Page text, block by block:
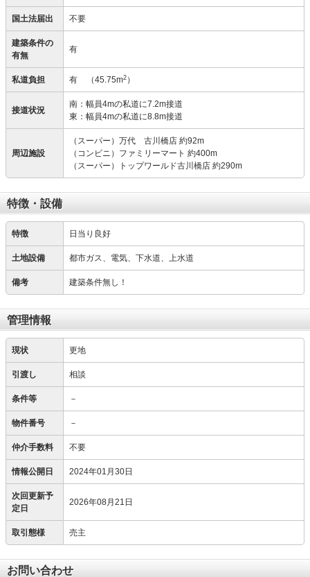
国土法届出 不要
建築条件の
有無
有
私道負担 有 （45.75m2 ）
接道状況
南：幅員4mの私道に7.2m接道
東：幅員4mの私道に8.8m接道
周辺施設
（スーパー）万代 古川橋店 約92m
（コンビニ）ファミリーマート 約400m
（スーパー）トップワールド古川橋店 約290m
特徴・設備
特徴 日当り良好
土地設備 都市ガス、電気、下水道、上水道
備考 建築条件無し！
管理情報
現状 更地
引渡し 相談
条件等 －
物件番号 －
仲介手数料 不要
情報公開日 2024年01月30日
次回更新予
定日
2026年08月21日
取引態様 売主
お問い合わせ